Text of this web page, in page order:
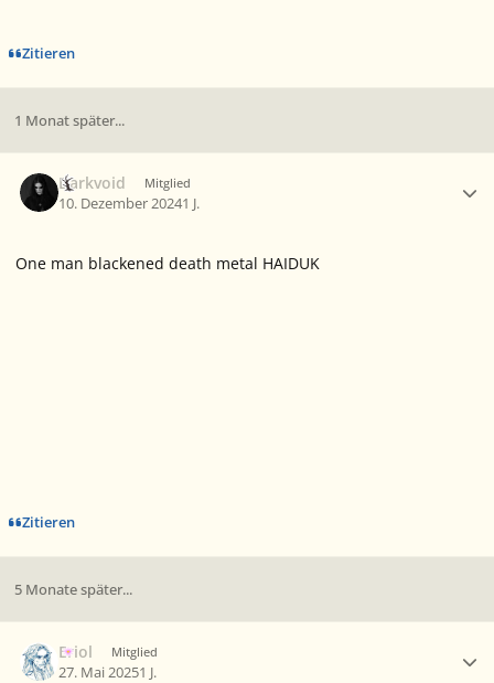
Zitieren
1 Monat später...
Darkvoid Mitglied
10. Dezember 20241 J.
One man blackened death metal HAIDUK
Zitieren
5 Monate später...
Eriol Mitglied
27. Mai 20251 J.